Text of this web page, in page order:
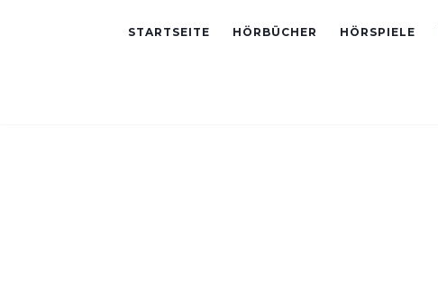
STARTSEITE HÖRBÜCHER HÖRSPIELE